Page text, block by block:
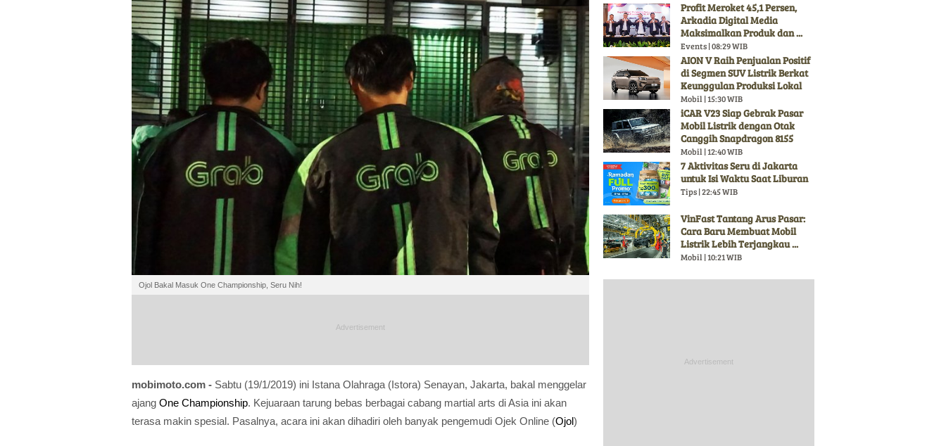
Ojol Bakal Masuk One Championship, Seru Nih!
mobimoto.com - Sabtu (19/1/2019) ini Istana Olahraga (Istora) Senayan, Jakarta, bakal menggelar
ajang One Championship. Kejuaraan tarung bebas berbagai cabang martial arts di Asia ini akan
terasa makin spesial. Pasalnya, acara ini akan dihadiri oleh banyak pengemudi Ojek Online (Ojol)
Profit Meroket 45,1 Persen,
Arkadia Digital Media
Maksimalkan Produk dan ...
Events | 08:29 WIB
AION V Raih Penjualan Positif
di Segmen SUV Listrik Berkat
Keunggulan Produksi Lokal
Mobil | 15:30 WIB
iCAR V23 Siap Gebrak Pasar
Mobil Listrik dengan Otak
Canggih Snapdragon 8155
Mobil | 12:40 WIB
7 Aktivitas Seru di Jakarta
untuk Isi Waktu Saat Liburan
Tips | 22:45 WIB
VinFast Tantang Arus Pasar:
Cara Baru Membuat Mobil
Listrik Lebih Terjangkau ...
Mobil | 10:21 WIB